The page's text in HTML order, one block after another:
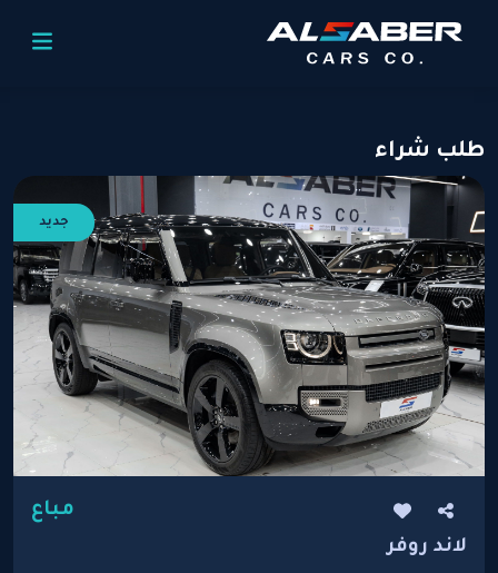
شراء
جديد
مباع
لاند روفر